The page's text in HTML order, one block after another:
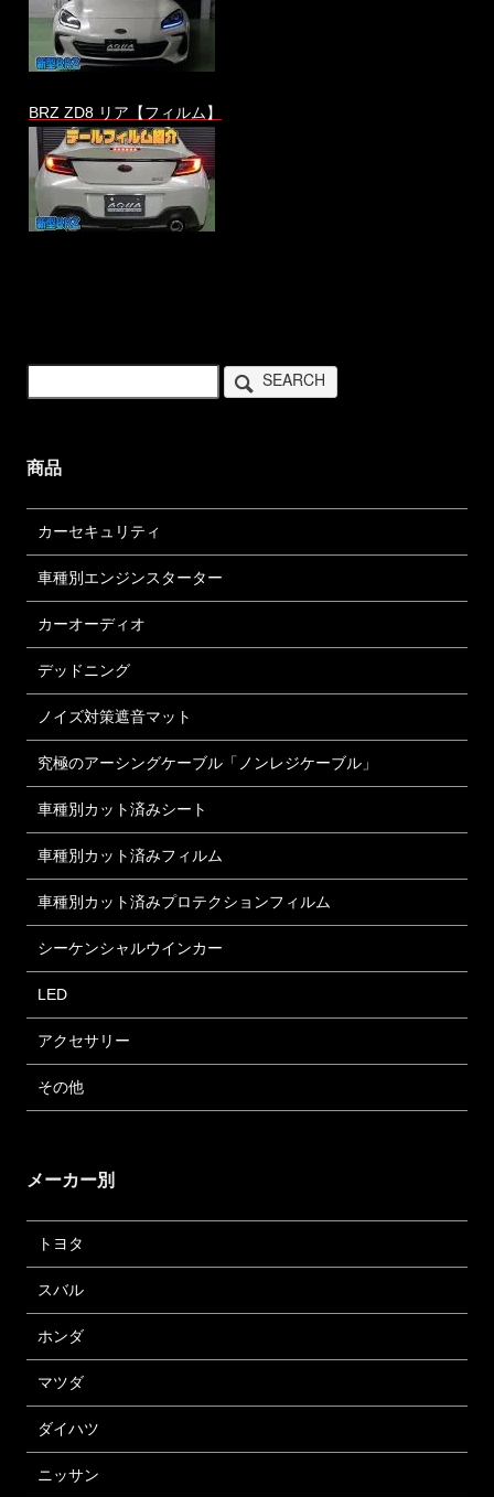
BRZ ZD8 リア【フィルム】
SEARCH
商品
カーセキュリティ
車種別エンジンスターター
カーオーディオ
デッドニング
ノイズ対策遮音マット
究極のアーシングケーブル「ノンレジケーブル」
車種別カット済みシート
車種別カット済みフィルム
車種別カット済みプロテクションフィルム
シーケンシャルウインカー
LED
アクセサリー
その他
メーカー別
トヨタ
スバル
ホンダ
マツダ
ダイハツ
ニッサン